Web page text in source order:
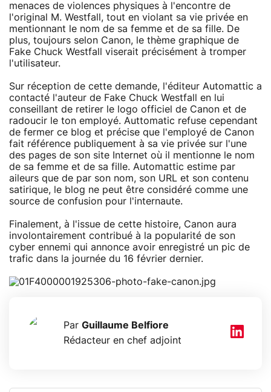
menaces de violences physiques à l'encontre de
l'original M. Westfall, tout en violant sa vie privée en
mentionnant le nom de sa femme et de sa fille. De
plus, toujours selon Canon, le thème graphique de
Fake Chuck Westfall viserait précisément à tromper
l'utilisateur.
Sur réception de cette demande, l'éditeur Automattic a
contacté l'auteur de Fake Chuck Westfall en lui
conseillant de retirer le logo officiel de Canon et de
radoucir le ton employé. Auttomatic refuse cependant
de fermer ce blog et précise que l'employé de Canon
fait référence publiquement à sa vie privée sur l'une
des pages de son site Internet où il mentionne le nom
de sa femme et de sa fille. Automattic estime par
aileurs que de par son nom, son URL et son contenu
satirique, le blog ne peut être considéré comme une
source de confusion pour l'internaute.
Finalement, à l'issue de cette histoire, Canon aura
involontairement contribué à la popularité de son
cyber ennemi qui annonce avoir enregistré un pic de
trafic dans la journée du 16 février dernier.
Par Guillaume Belfiore
Rédacteur en chef adjoint